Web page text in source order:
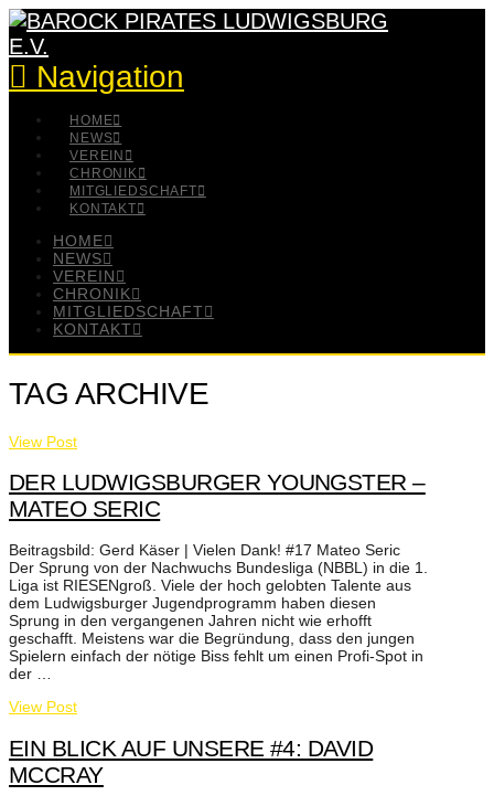
Navigation
HOME
NEWS
VEREIN
CHRONIK
MITGLIEDSCHAFT
KONTAKT
HOME
NEWS
VEREIN
CHRONIK
MITGLIEDSCHAFT
KONTAKT
TAG ARCHIVE
View Post
DER LUDWIGSBURGER YOUNGSTER –
MATEO SERIC
Beitragsbild: Gerd Käser | Vielen Dank! #17 Mateo Seric
Der Sprung von der Nachwuchs Bundesliga (NBBL) in die 1.
Liga ist RIESENgroß. Viele der hoch gelobten Talente aus
dem Ludwigsburger Jugendprogramm haben diesen
Sprung in den vergangenen Jahren nicht wie erhofft
geschafft. Meistens war die Begründung, dass den jungen
Spielern einfach der nötige Biss fehlt um einen Profi-Spot in
der …
View Post
EIN BLICK AUF UNSERE #4: DAVID
MCCRAY